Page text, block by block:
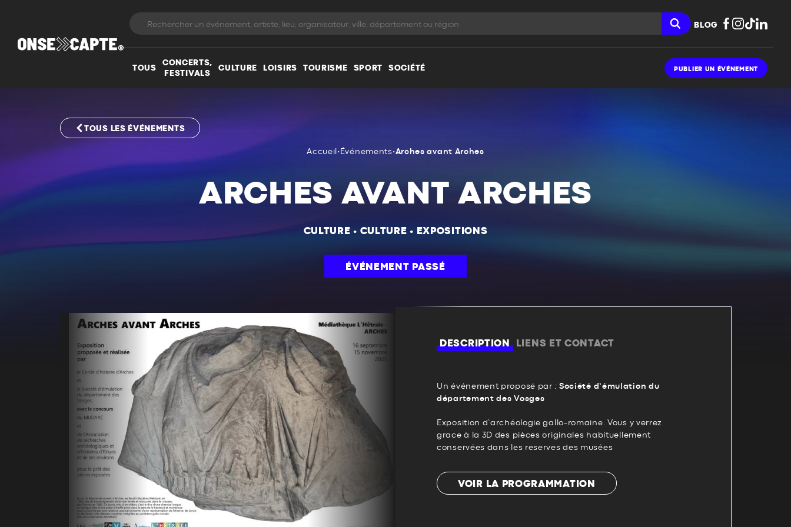
BLOG
TOUS
CONCERTS,
FESTIVALS
CULTURE LOISIRS TOURISME SPORT SOCIÉTÉ PUBLIER UN ÉVÉNEMENT
TOUS LES ÉVÉNEMENTS
Accueil • Événements•Arches avant Arches
ARCHES AVANT ARCHES
CULTURE • CULTURE • EXPOSITIONS
ÉVÉNEMENT PASSÉ
DESCRIPTION LIENS ET CONTACT
Un événement proposé par : Société d’émulation du
département des Vosges
Exposition d’archéologie gallo-romaine. Vous y verrez
grace à la 3D des pièces originales habituellement
conservées dans les reserves des musées
VOIR LA PROGRAMMATION